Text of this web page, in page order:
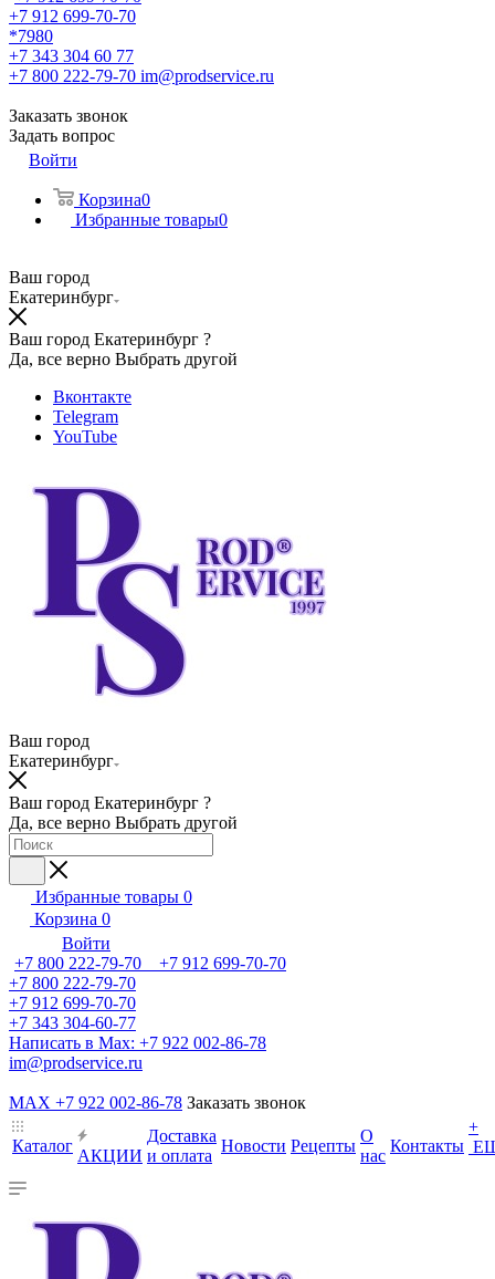
+7 912 699-70-70
*7980
+7 343 304 60 77
+7 800 222-79-70 im@prodservice.ru
Заказать звонок
Задать вопрос
Войти
Корзина0
Избранные товары0
Ваш город
Екатеринбург
Ваш город Екатеринбург ?
Да, все верно Выбрать другой
Вконтакте
Telegram
YouTube
Ваш город
Екатеринбург
Ваш город Екатеринбург ?
Да, все верно Выбрать другой
Избранные товары 0
Корзина 0
Войти
+7 800 222-79-70 +7 912 699-70-70
+7 800 222-79-70
+7 912 699-70-70
+7 343 304-60-77
Написать в Max: +7 922 002-86-78
im@prodservice.ru
MAX +7 922 002-86-78 Заказать звонок
Каталог
АКЦИИ
Доставка
и оплата
Новости Рецепты
О
нас
Контакты
+